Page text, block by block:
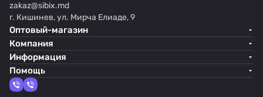
zakaz@sibix.md
г. Кишинев, ул. Мирча Елиаде, 9
Оптовый-магазин
Компания
Информация
Помощь